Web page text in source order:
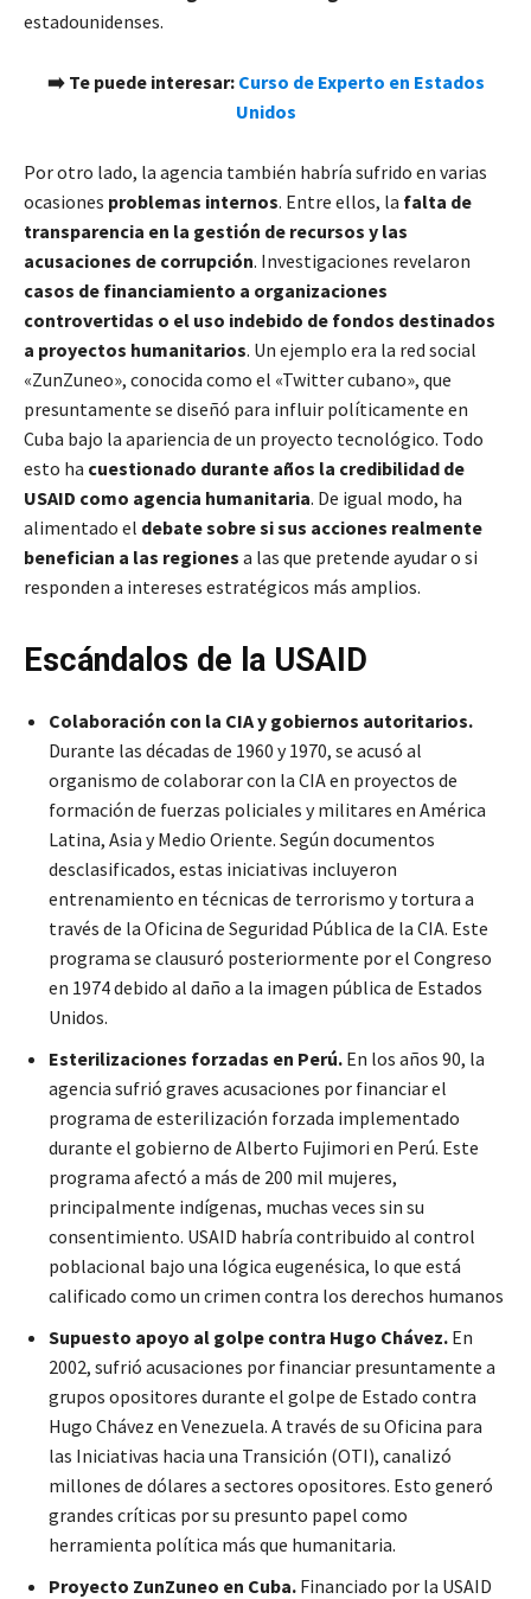
estadounidenses.
➡️ Te puede interesar: Curso de Experto en Estados
Unidos
Por otro lado, la agencia también habría sufrido en varias
ocasiones problemas internos. Entre ellos, la falta de
transparencia en la gestión de recursos y las
acusaciones de corrupción. Investigaciones revelaron
casos de financiamiento a organizaciones
controvertidas o el uso indebido de fondos destinados
a proyectos humanitarios. Un ejemplo era la red social
«ZunZuneo», conocida como el «Twitter cubano», que
presuntamente se diseñó para influir políticamente en
Cuba bajo la apariencia de un proyecto tecnológico. Todo
esto ha cuestionado durante años la credibilidad de
USAID como agencia humanitaria. De igual modo, ha
alimentado el debate sobre si sus acciones realmente
benefician a las regiones a las que pretende ayudar o si
responden a intereses estratégicos más amplios.
Escándalos de la USAID
Colaboración con la CIA y gobiernos autoritarios.
Durante las décadas de 1960 y 1970, se acusó al
organismo de colaborar con la CIA en proyectos de
formación de fuerzas policiales y militares en América
Latina, Asia y Medio Oriente. Según documentos
desclasificados, estas iniciativas incluyeron
entrenamiento en técnicas de terrorismo y tortura a
través de la Oficina de Seguridad Pública de la CIA. Este
programa se clausuró posteriormente por el Congreso
en 1974 debido al daño a la imagen pública de Estados
Unidos.
Esterilizaciones forzadas en Perú. En los años 90, la
agencia sufrió graves acusaciones por financiar el
programa de esterilización forzada implementado
durante el gobierno de Alberto Fujimori en Perú. Este
programa afectó a más de 200 mil mujeres,
principalmente indígenas, muchas veces sin su
consentimiento. USAID habría contribuido al control
poblacional bajo una lógica eugenésica, lo que está
calificado como un crimen contra los derechos humanos
Supuesto apoyo al golpe contra Hugo Chávez. En
2002, sufrió acusaciones por financiar presuntamente a
grupos opositores durante el golpe de Estado contra
Hugo Chávez en Venezuela. A través de su Oficina para
las Iniciativas hacia una Transición (OTI), canalizó
millones de dólares a sectores opositores. Esto generó
grandes críticas por su presunto papel como
herramienta política más que humanitaria.
Proyecto ZunZuneo en Cuba. Financiado por la USAID